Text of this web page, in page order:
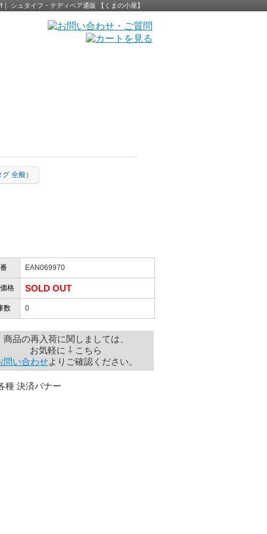
シュタイフ・テディベア通販 【くまの小屋】
全般）
EAN069970
格 SOLD OUT
数 0
商品の再入荷に関しましては、
お気軽に ⇩ こちら
問い合わせよりご確認ください。